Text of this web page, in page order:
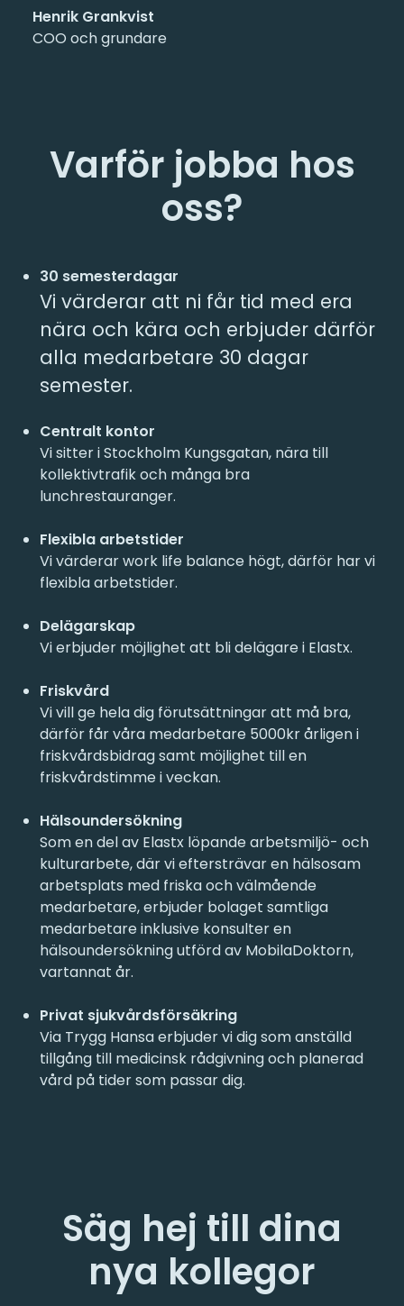
Henrik Grankvist
COO och grundare
Varför jobba hos
oss?
30 semesterdagar
Vi värderar att ni får tid med era
nära och kära och erbjuder därför
alla medarbetare 30 dagar
semester.
Centralt kontor
Vi sitter i Stockholm Kungsgatan, nära till
kollektivtrafik och många bra
lunchrestauranger.
Flexibla arbetstider
Vi värderar work life balance högt, därför har vi
flexibla arbetstider.
Delägarskap
Vi erbjuder möjlighet att bli delägare i Elastx.
Friskvård
Vi vill ge hela dig förutsättningar att må bra,
därför får våra medarbetare 5000kr årligen i
friskvårdsbidrag samt möjlighet till en
friskvårdstimme i veckan.
Hälsoundersökning
Som en del av Elastx löpande arbetsmiljö- och
kulturarbete, där vi eftersträvar en hälsosam
arbetsplats med friska och välmående
medarbetare, erbjuder bolaget samtliga
medarbetare inklusive konsulter en
hälsoundersökning utförd av MobilaDoktorn,
vartannat år.
Privat sjukvårdsförsäkring
Via Trygg Hansa erbjuder vi dig som anställd
tillgång till medicinsk rådgivning och planerad
vård på tider som passar dig.
Säg hej till dina
nya kollegor